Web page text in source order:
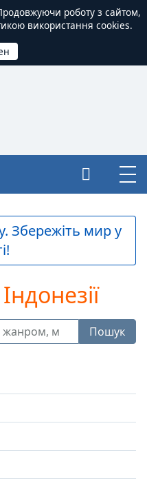
роботу з сайтом,
використання cookies.
Збережіть мир у
Пошук